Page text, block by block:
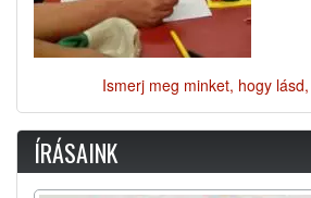
Ismerj meg minket, hogy
ÍRÁSAINK